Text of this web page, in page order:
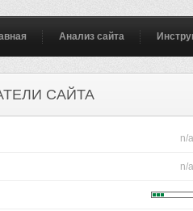
Анализ сайта
САЙТА
n/a
n/a